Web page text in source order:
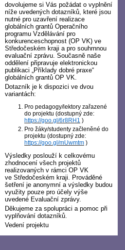
dovolujeme si Vás požádat o vyplnění
níže uvedených dotazníků, které jsou
nutné pro uzavření realizace
globálních grantů Operačního
programu Vzdělávání pro
konkurenceschopnost (OP VK) ve
Středočeském kraji a pro souhrnnou
evaluační zprávu. Současně naše
oddělení připravuje elektronickou
publikaci „Příklady dobré praxe“
globálních grantů OP VK.
Dotazník je k dispozici ve dvou
variantách:
Pro pedagogy/lektory zařazené
do projektu (dostupný zde:
https://goo.gl/6r8RH1 )
Pro žáky/studenty začleněné do
projektu (dostupný zde:
https://goo.gl/mUwmtm )
Výsledky poslouží k celkovému
zhodnocení všech projektů
realizovaných v rámci OP VK
ve Středočeském kraji. Prováděné
šetření je anonymní a výsledky budou
využity pouze pro účely výše
uvedené Evaluační zprávy.
Děkujeme za spolupráci a pomoc při
vyplňování dotazníků.
Vedení projektu